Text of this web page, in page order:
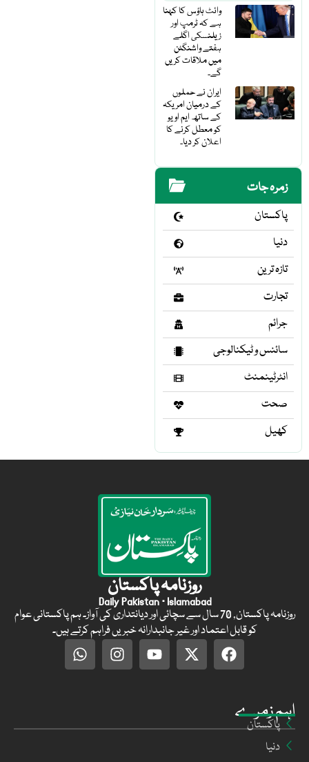
وائٹ ہاؤس کا کہنا
ہے کہ ٹرمپ اور
زیلنسکی اگلے
ہفتے واشنگٹن
میں ملاقات کریں
گے۔
ایران نے حملوں
کے درمیان امریکہ
کے ساتھ ایم او یو
کو معطل کرنے کا
اعلان کر دیا۔
زمرہ جات
پاکستان
دنیا
تازہ ترین
تجارت
جرائم
سائنس و ٹیکنالوجی
انٹرٹینمنٹ
صحت
کھیل
اہم زمرے
پاکستان
دنیا
روزنامہ پاکستان
Daily Pakistan · Islamabad
روزنامہ پاکستان, 70 سال سے سچائی اور دیانتداری کی آواز۔ ہم پاکستانی عوام
کو قابل اعتماد اور غیر جانبدارانہ خبریں فراہم کرتے ہیں۔